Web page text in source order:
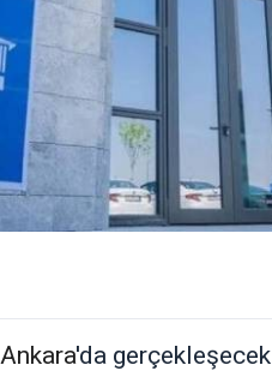
Ankara'da gerçekleşecek